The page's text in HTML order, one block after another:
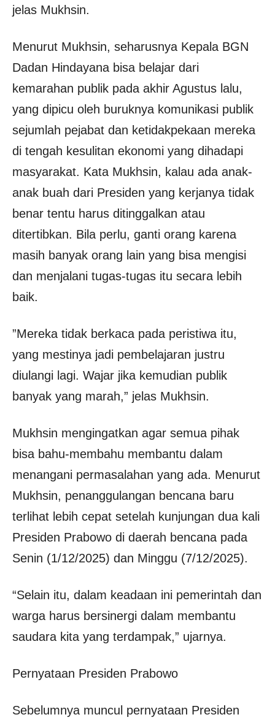
jelas Mukhsin.
Menurut Mukhsin, seharusnya Kepala BGN
Dadan Hindayana bisa belajar dari
kemarahan publik pada akhir Agustus lalu,
yang dipicu oleh buruknya komunikasi publik
sejumlah pejabat dan ketidakpekaan mereka
di tengah kesulitan ekonomi yang dihadapi
masyarakat. Kata Mukhsin, kalau ada anak-
anak buah dari Presiden yang kerjanya tidak
benar tentu harus ditinggalkan atau
ditertibkan. Bila perlu, ganti orang karena
masih banyak orang lain yang bisa mengisi
dan menjalani tugas-tugas itu secara lebih
baik.
”Mereka tidak berkaca pada peristiwa itu,
yang mestinya jadi pembelajaran justru
diulangi lagi. Wajar jika kemudian publik
banyak yang marah,” jelas Mukhsin.
Mukhsin mengingatkan agar semua pihak
bisa bahu-membahu membantu dalam
menangani permasalahan yang ada. Menurut
Mukhsin, penanggulangan bencana baru
terlihat lebih cepat setelah kunjungan dua kali
Presiden Prabowo di daerah bencana pada
Senin (1/12/2025) dan Minggu (7/12/2025).
“Selain itu, dalam keadaan ini pemerintah dan
warga harus bersinergi dalam membantu
saudara kita yang terdampak,” ujarnya.
Pernyataan Presiden Prabowo
Sebelumnya muncul pernyataan Presiden